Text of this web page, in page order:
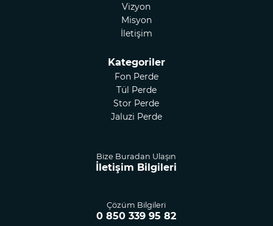
Vizyon
Misyon
İletişim
Kategoriler
Fon Perde
Tül Perde
Stor Perde
Jaluzi Perde
Bize Buradan Ulaşın
İletişim Bilgileri
Çözüm Bilgileri
0 850 339 95 82